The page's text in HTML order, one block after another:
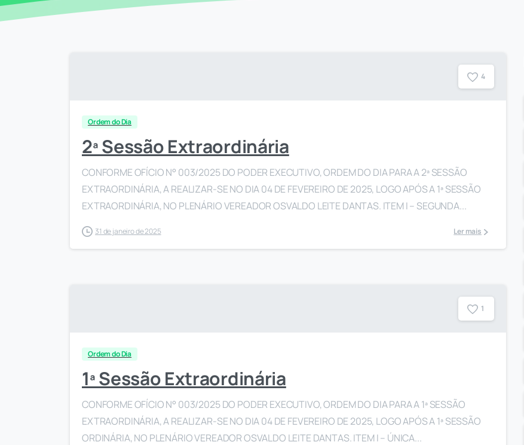
4
Ordem do Dia
2ª Sessão Extraordinária
CONFORME OFÍCIO N° 003/2025 DO PODER EXECUTIVO, ORDEM DO DIA PARA A 2ª SESSÃO
EXTRAORDINÁRIA, A REALIZAR-SE NO DIA 04 DE FEVEREIRO DE 2025, LOGO APÓS A 1ª SESSÃO
EXTRAORDINÁRIA, NO PLENÁRIO VEREADOR OSVALDO LEITE DANTAS. ITEM I – SEGUNDA...
31 de janeiro de 2025 Ler mais
1
Ordem do Dia
1ª Sessão Extraordinária
CONFORME OFÍCIO N° 003/2025 DO PODER EXECUTIVO, ORDEM DO DIA PARA A 1ª SESSÃO
EXTRAORDINÁRIA, A REALIZAR-SE NO DIA 04 DE FEVEREIRO DE 2025, LOGO APÓS A 1ª SESSÃO
ORDINÁRIA, NO PLENÁRIO VEREADOR OSVALDO LEITE DANTAS. ITEM I – ÚNICA...